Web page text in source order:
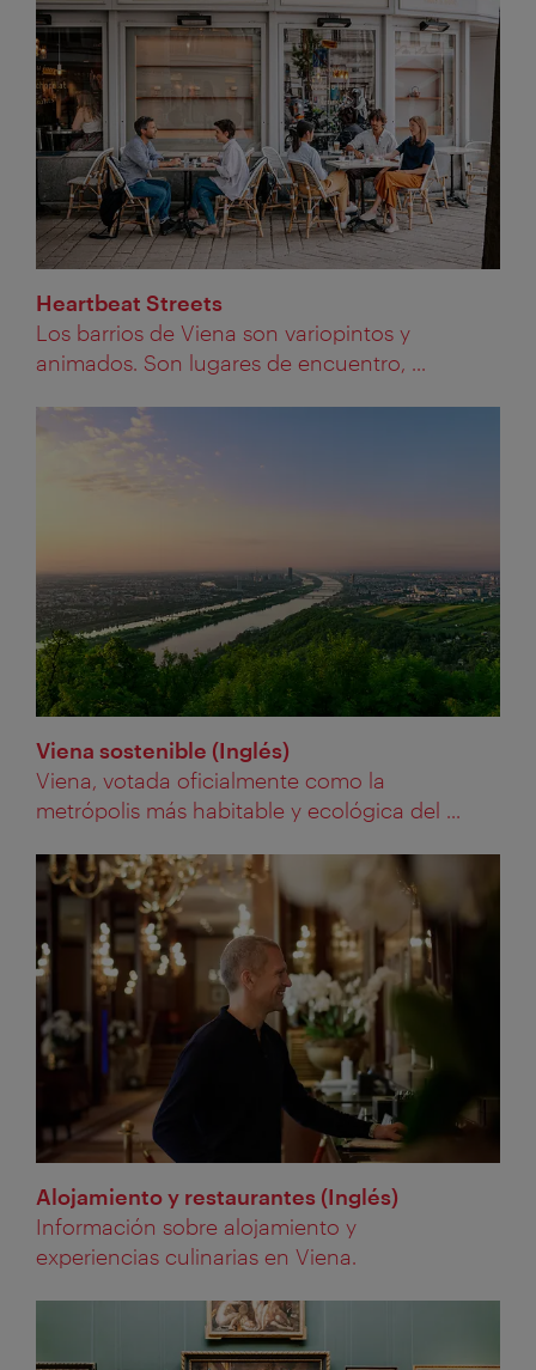
Heartbeat Streets
Los barrios de Viena son variopintos y
animados. Son lugares de encuentro, ...
Viena sostenible (Inglés)
Viena, votada oficialmente como la
metrópolis más habitable y ecológica del ...
Alojamiento y restaurantes (Inglés)
Información sobre alojamiento y
experiencias culinarias en Viena.